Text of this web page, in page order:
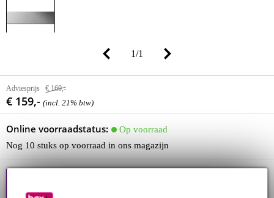
1/1
Adviesprijs € 160,-
€ 159,- (incl. 21% btw)
Online voorraadstatus:
Op voorraad
Nog 10 stuks op voorraad in ons magazijn
Truss, Scherp Geprijsd